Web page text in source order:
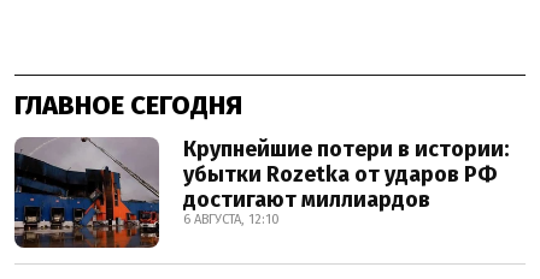
ГЛАВНОЕ СЕГОДНЯ
Крупнейшие потери в истории:
убытки Rozetka от ударов РФ
достигают миллиардов
6 АВГУСТА, 12:10